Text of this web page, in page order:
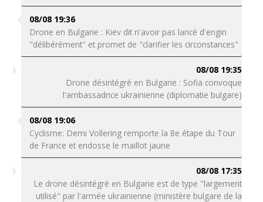
08/08 19:36
Drone en Bulgarie : Kiev dit n'avoir pas lancé d'engin
"délibérément" et promet de "clarifier les circonstances"
08/08 19:35
Drone désintégré en Bulgarie : Sofia convoque
l'ambassadrice ukrainienne (diplomatie bulgare)
08/08 19:06
Cyclisme: Demi Vollering remporte la 8e étape du Tour
de France et endosse le maillot jaune
08/08 17:35
Le drone désintégré en Bulgarie est de type "largement
utilisé" par l'armée ukrainienne (ministère bulgare de la